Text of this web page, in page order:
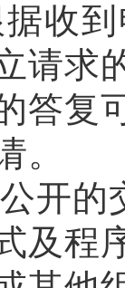
到
请求
答复
。
的
及程